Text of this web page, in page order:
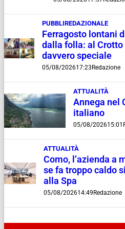
PUBBLIREDAZIONALE
Ferragosto lontani
dalla folla: al
davvero speciale
05/08/202617:23 Redazione
ATTUALITÀ
Annega nel
italiano
05/08/202615:01
ATTUALITÀ
Como, l’azienda a
se fa troppo caldo
alla Spa
05/08/202614:49 Redazione